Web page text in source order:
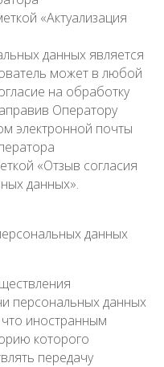
«Актуализация
данных является
может в любой
на обработку
Оператору
электронной почты
«Отзыв согласия
данных».
данных
персональных данных
иностранным
которого
передачу